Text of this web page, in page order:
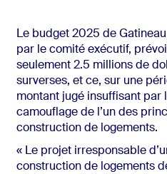
Le budget 2025 de
par le comité exécutif,
seulement 2.5 millions de
surverses, et ce, sur une
montant jugé insuffisant par
camouflage de l’un des
construction de logements.
« Le projet irresponsable
construction de logements